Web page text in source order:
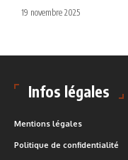
19 novembre 2025
Infos légales
Mentions légales
Politique de confidentialité